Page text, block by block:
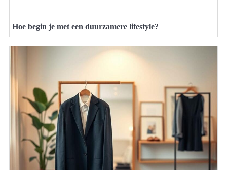
Hoe begin je met een duurzamere lifestyle?